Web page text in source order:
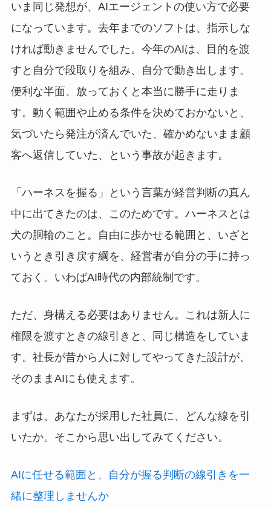
いま同じ発想が、AIエージェントの使い方で必要
になっています。去年までのソフトは、指示しな
ければ動きませんでした。今年のAIは、目的を渡
すと自分で段取りを組み、自分で動き出します。
便利な半面、放っておくと本当に勝手に走りま
す。動く範囲や止める条件を決めておかないと、
気づいたら発注が済んでいた、確かめないまま顧
客へ返信していた、という事故が起きます。
「ハーネスを握る」という言葉が経営判断の真ん
中に出てきたのは、このためです。ハーネスとは
犬の胴輪のこと。自由に歩かせる範囲と、いざと
いうとき引き戻す綱を、経営者が自分の手に持っ
ておく。いわばAI時代の内部統制です。
ただ、身構える必要はありません。これは新人に
権限を渡すときの線引きと、同じ構造をしていま
す。社長が昔から人に対してやってきた設計が、
そのままAIにも使えます。
まずは、あなたが採用した社員に、どんな線を引
いたか。そこから思い出してみてください。
AIに任せる範囲と、自分が握る判断の線引きを一
緒に整理しませんか